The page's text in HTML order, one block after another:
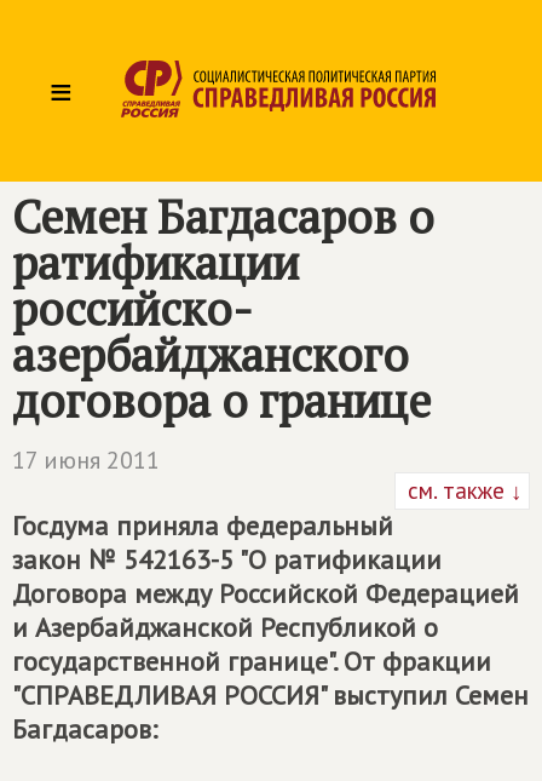
≡
Семен Багдасаров о
ратификации
российско-
азербайджанского
договора о границе
17 июня 2011
см. также ↓
Госдума приняла федеральный
закон № 542163-5 "О ратификации
Договора между Российской Федерацией
и Азербайджанской Республикой о
государственной границе". От фракции
"СПРАВЕДЛИВАЯ РОССИЯ" выступил Семен
Багдасаров: